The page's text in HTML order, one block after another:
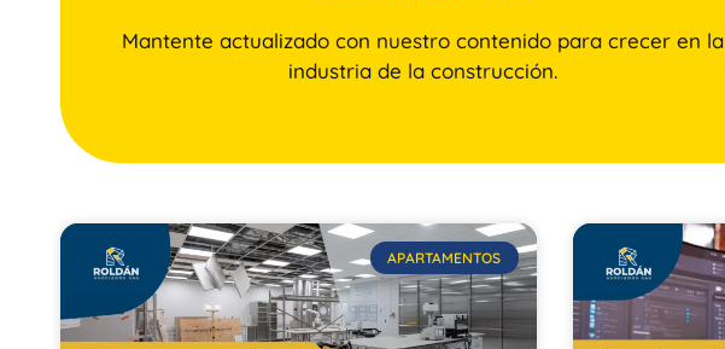
Mantente actualizado con nuestro contenido para crecer en la
industria de la construcción.
APARTAMENTOS